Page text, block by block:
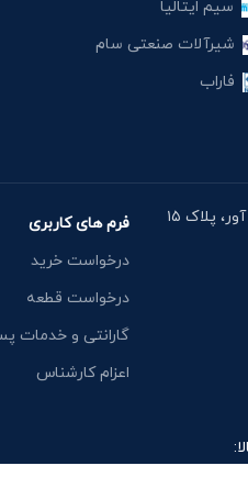
سیم ایتالیا
شیرآلات صنعتی سام
فاراب
آدرس دفتر: خیابان مقدس اردبیلی، نبش خیابان شاد آور، پلاک ۱۵
فرم های کاربری
درخواست خرید
درخواست قطعه
گارانتی و خدمات
اعزام کارشناس